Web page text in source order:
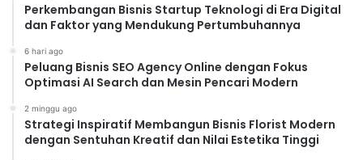
Perkembangan Bisnis Startup Teknologi di Era Digital
dan Faktor yang Mendukung Pertumbuhannya
6 hari ago
Peluang Bisnis SEO Agency Online dengan Fokus
Optimasi AI Search dan Mesin Pencari Modern
2 minggu ago
Strategi Inspiratif Membangun Bisnis Florist Modern
dengan Sentuhan Kreatif dan Nilai Estetika Tinggi